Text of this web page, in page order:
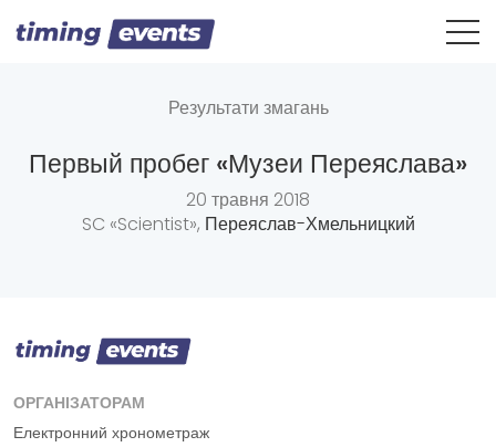
Результати змагань
Первый пробег «Музеи Переяслава»
20 травня 2018
SC «Scientist», Переяслав-Хмельницкий
ОРГАНІЗАТОРАМ
Електронний хронометраж